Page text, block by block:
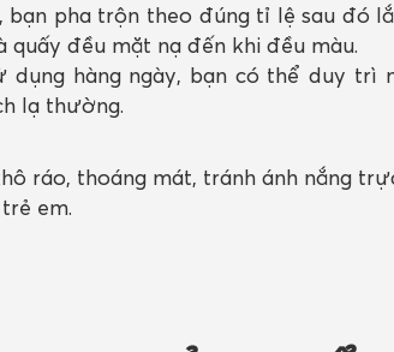
bạn pha trộn theo đúng tỉ lệ sau đó
quấy đều mặt nạ đến khi đều màu.
dụng hàng ngày, bạn có thể duy
lạ thường.
ráo, thoáng mát, tránh ánh nắng
em.